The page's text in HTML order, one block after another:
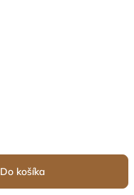
Do košíka